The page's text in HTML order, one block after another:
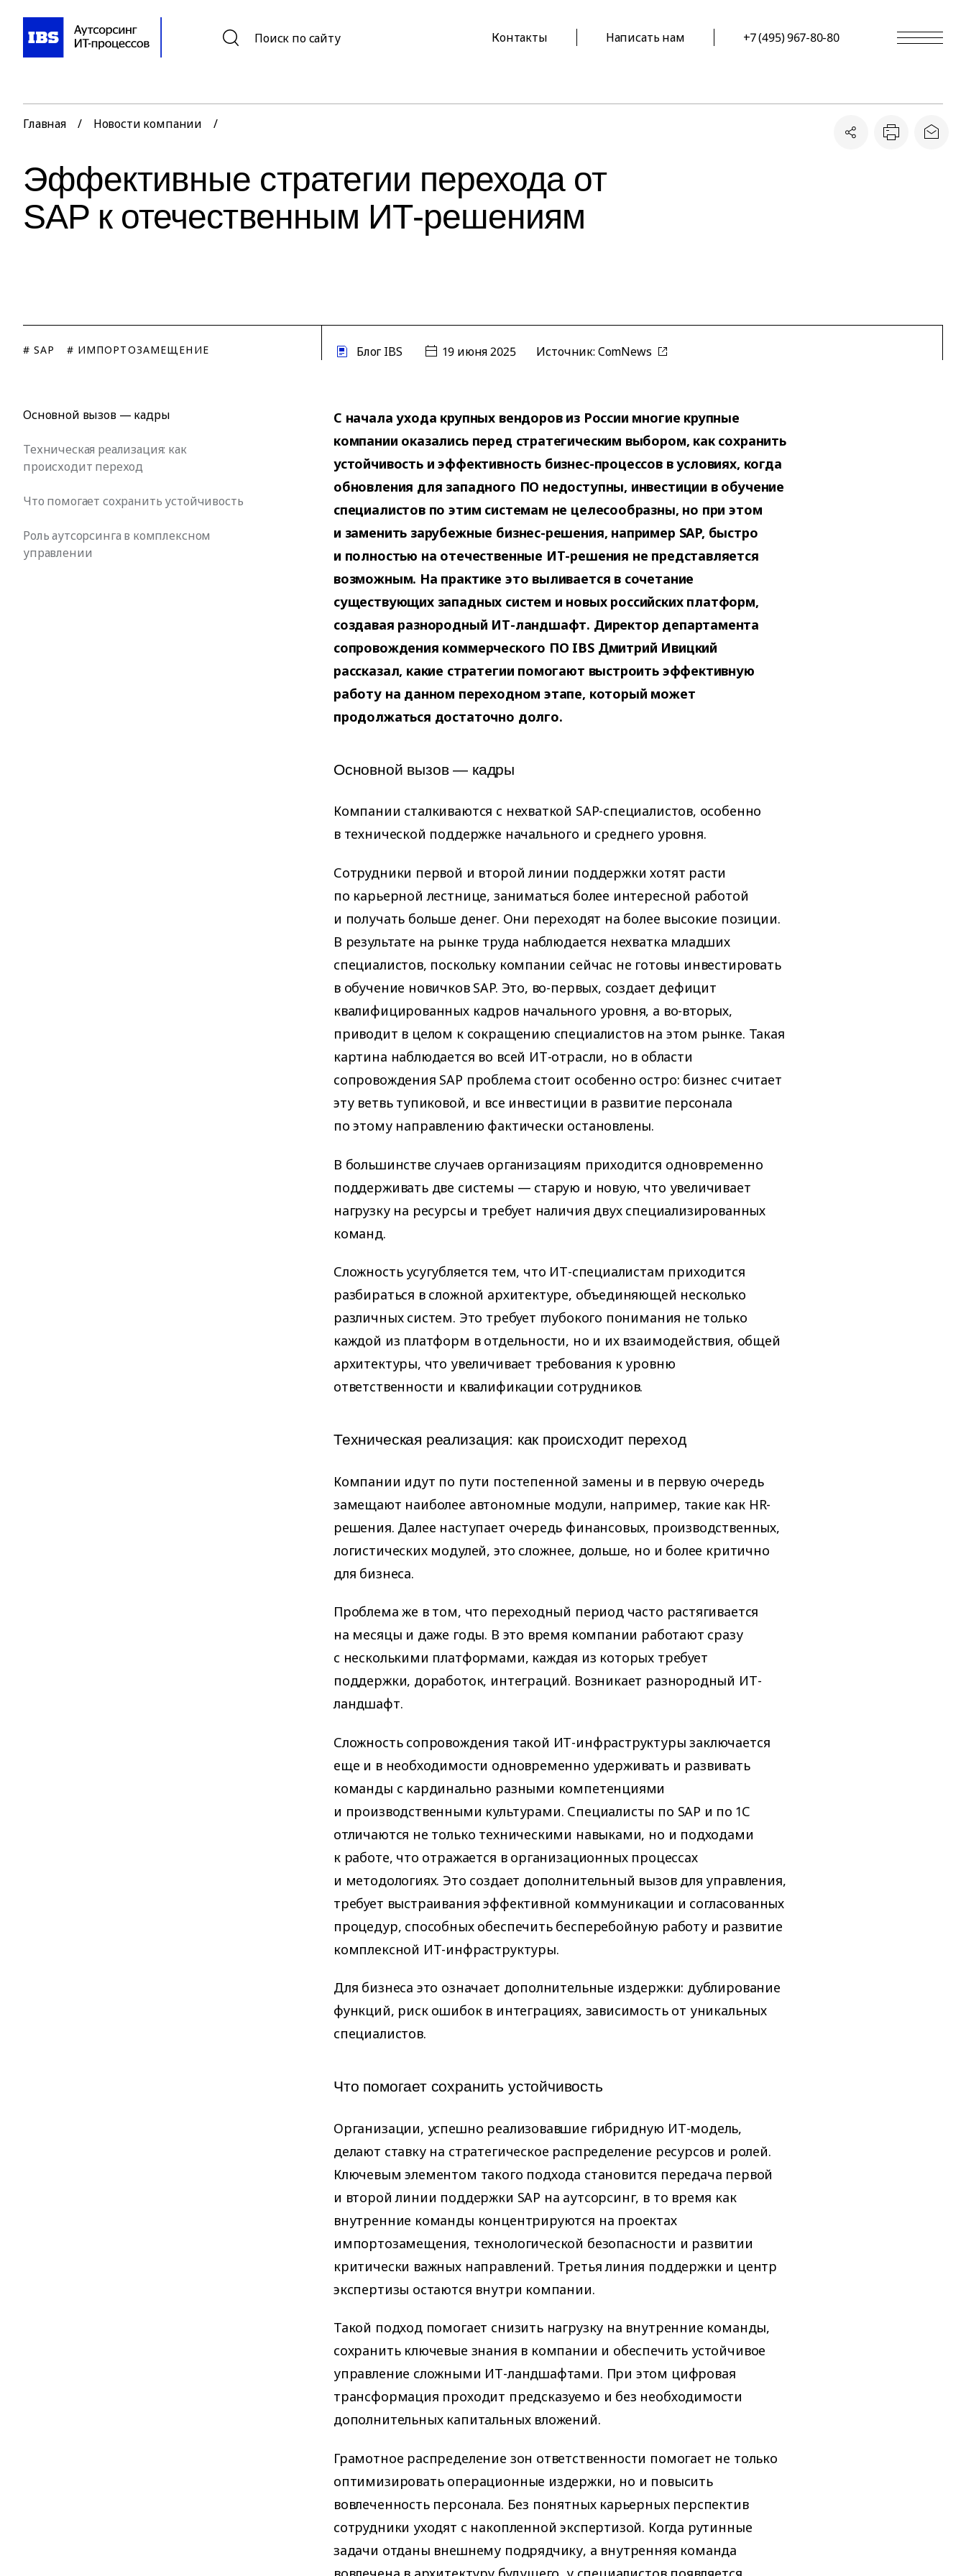
Поиск по сайту Контакты Написать нам +7 (495) 967-80-80
Главная / Новости компании /
Эффективные стратегии перехода от
SAP к отечественным ИТ-решениям
# SAP # ИМПОРТОЗАМЕЩЕНИЕ Блог IBS 19 июня 2025 Источник: ComNews
Основной вызов — кадры
Техническая реализация: как
происходит переход
Что помогает сохранить устойчивость
Роль аутсорсинга в комплексном
управлении
С начала ухода крупных вендоров из России многие крупные
компании оказались перед стратегическим выбором, как сохранить
устойчивость и эффективность бизнес-процессов в условиях, когда
обновления для западного ПО недоступны, инвестиции в обучение
специалистов по этим системам не целесообразны, но при этом
и заменить зарубежные бизнес-решения, например SAP, быстро
и полностью на отечественные ИТ-решения не представляется
возможным. На практике это выливается в сочетание
существующих западных систем и новых российских платформ,
создавая разнородный ИТ-ландшафт. Директор департамента
сопровождения коммерческого ПО IBS Дмитрий Ивицкий
рассказал, какие стратегии помогают выстроить эффективную
работу на данном переходном этапе, который может
продолжаться достаточно долго.
Основной вызов — кадры
Компании сталкиваются с нехваткой SAP-специалистов, особенно
в технической поддержке начального и среднего уровня.
Сотрудники первой и второй линии поддержки хотят расти
по карьерной лестнице, заниматься более интересной работой
и получать больше денег. Они переходят на более высокие позиции.
В результате на рынке труда наблюдается нехватка младших
специалистов, поскольку компании сейчас не готовы инвестировать
в обучение новичков SAP. Это, во-первых, создает дефицит
квалифицированных кадров начального уровня, а во-вторых,
приводит в целом к сокращению специалистов на этом рынке. Такая
картина наблюдается во всей ИТ-отрасли, но в области
сопровождения SAP проблема стоит особенно остро: бизнес считает
эту ветвь тупиковой, и все инвестиции в развитие персонала
по этому направлению фактически остановлены.
В большинстве случаев организациям приходится одновременно
поддерживать две системы — старую и новую, что увеличивает
нагрузку на ресурсы и требует наличия двух специализированных
команд.
Сложность усугубляется тем, что ИТ-специалистам приходится
разбираться в сложной архитектуре, объединяющей несколько
различных систем. Это требует глубокого понимания не только
каждой из платформ в отдельности, но и их взаимодействия, общей
архитектуры, что увеличивает требования к уровню
ответственности и квалификации сотрудников.
Техническая реализация: как происходит переход
Компании идут по пути постепенной замены и в первую очередь
замещают наиболее автономные модули, например, такие как HR-
решения. Далее наступает очередь финансовых, производственных,
логистических модулей, это сложнее, дольше, но и более критично
для бизнеса.
Проблема же в том, что переходный период часто растягивается
на месяцы и даже годы. В это время компании работают сразу
с несколькими платформами, каждая из которых требует
поддержки, доработок, интеграций. Возникает разнородный ИТ-
ландшафт.
Сложность сопровождения такой ИТ-инфраструктуры заключается
еще и в необходимости одновременно удерживать и развивать
команды с кардинально разными компетенциями
и производственными культурами. Специалисты по SAP и по 1С
отличаются не только техническими навыками, но и подходами
к работе, что отражается в организационных процессах
и методологиях. Это создает дополнительный вызов для управления,
требует выстраивания эффективной коммуникации и согласованных
процедур, способных обеспечить бесперебойную работу и развитие
комплексной ИТ-инфраструктуры.
Для бизнеса это означает дополнительные издержки: дублирование
функций, риск ошибок в интеграциях, зависимость от уникальных
специалистов.
Что помогает сохранить устойчивость
Организации, успешно реализовавшие гибридную ИТ-модель,
делают ставку на стратегическое распределение ресурсов и ролей.
Ключевым элементом такого подхода становится передача первой
и второй линии поддержки SAP на аутсорсинг, в то время как
внутренние команды концентрируются на проектах
импортозамещения, технологической безопасности и развитии
критически важных направлений. Третья линия поддержки и центр
экспертизы остаются внутри компании.
Такой подход помогает снизить нагрузку на внутренние команды,
сохранить ключевые знания в компании и обеспечить устойчивое
управление сложными ИТ-ландшафтами. При этом цифровая
трансформация проходит предсказуемо и без необходимости
дополнительных капитальных вложений.
Грамотное распределение зон ответственности помогает не только
оптимизировать операционные издержки, но и повысить
вовлеченность персонала. Без понятных карьерных перспектив
сотрудники уходят с накопленной экспертизой. Когда рутинные
задачи отданы внешнему подрядчику, а внутренняя команда